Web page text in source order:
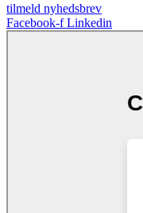
tilmeld nyhedsbrev
Facebook-f Linkedin